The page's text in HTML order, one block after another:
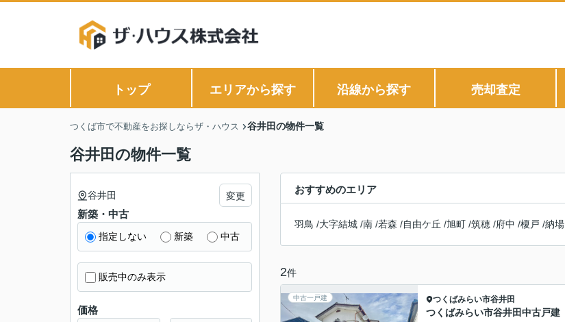
トップ エリアから探す 沿線から探す 売却査定
つくば市で不動産をお探しならザ・ハウス 谷井田の物件一覧
谷井田の物件一覧
おすすめのエリア
羽鳥 /大字結城 /南 /若森 /自由ケ丘 /旭町 /筑穂 /府中 /榎戸 /納場
2件
中古一戸建 つくばみらい市谷井田
つくばみらい市谷井田中古戸建
谷井田 変更
新築・中古
指定しない 新築 中古
販売中のみ表示
価格